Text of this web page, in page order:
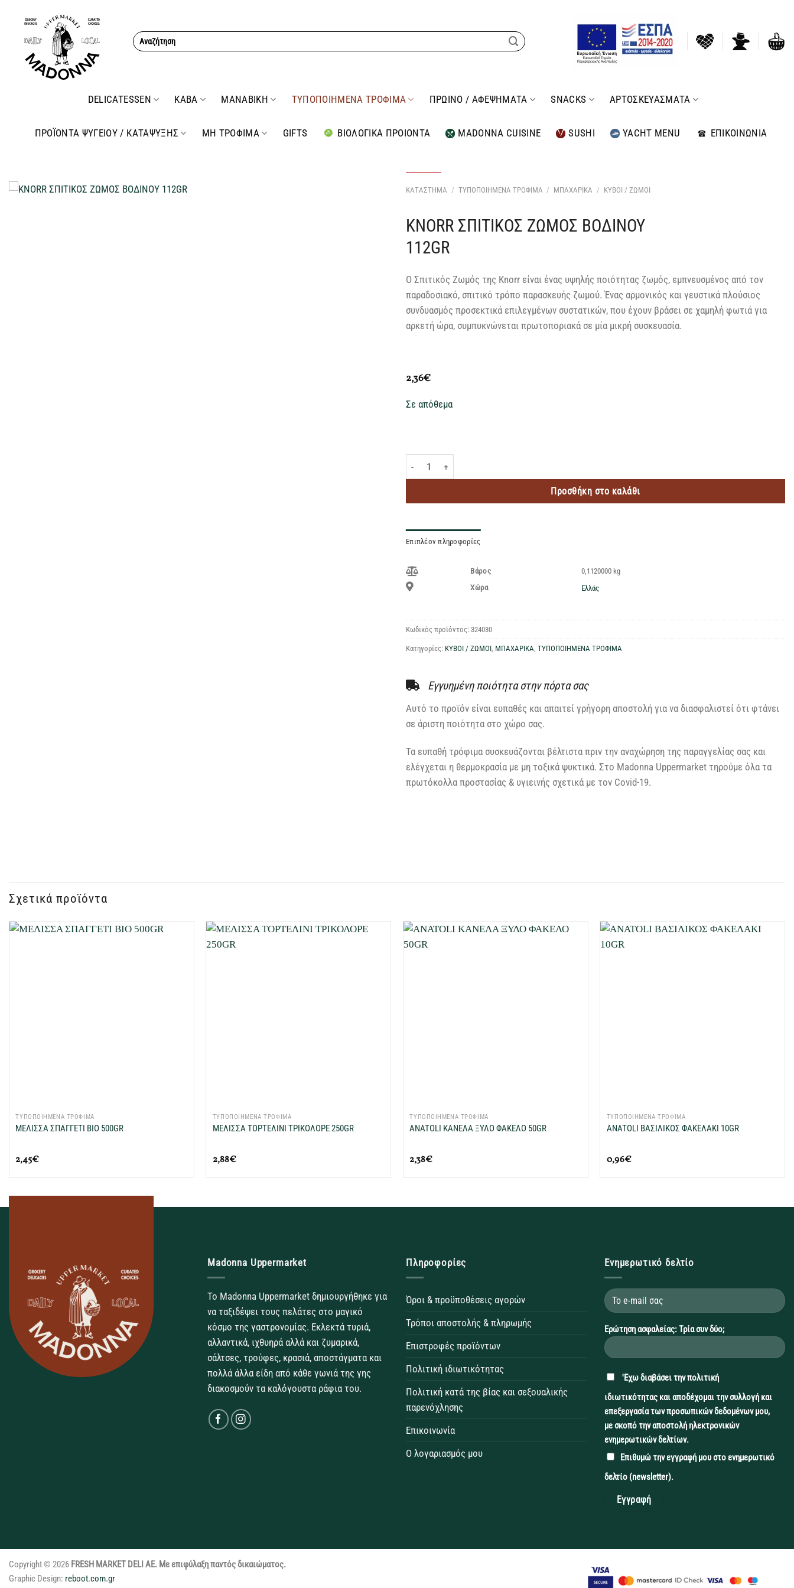
περιεχόμενο
Αναζήτηση
για:
DELICATESSEN ΚΑΒΑ ΜΑΝΑΒΙΚΗ ΤΥΠΟΠΟΙΗΜΕΝΑ ΤΡΟΦΙΜΑ ΠΡΩΙΝΟ / ΑΦΕΨΗΜΑΤΑ SNACKS ΑΡΤΟΣΚΕΥΑΣΜΑΤΑ
ΠΡΟΪΟΝΤΑ ΨΥΓΕΙΟΥ / ΚΑΤΑΨΥΞΗΣ ΜΗ ΤΡΟΦΙΜΑ GIFTS ΒΙΟΛΟΓΙΚΑ ΠΡΟΙΟΝΤΑ MADONNA CUISINE SUSHI YACHT MENU ΕΠΙΚΟΙΝΩΝΙΑ
ΚΑΤΑΣΤΗΜΑ / ΤΥΠΟΠΟΙΗΜΕΝΑ ΤΡΟΦΙΜΑ / ΜΠΑΧΑΡΙΚΑ / ΚΥΒΟΙ / ΖΩΜΟΙ
KNORR ΣΠΙΤΙΚΟΣ ΖΩΜΟΣ ΒΟΔΙΝΟΥ
112GR
Ο Σπιτικός Ζωμός της Knorr είναι ένας υψηλής ποιότητας ζωμός, εμπνευσμένος από τον
παραδοσιακό, σπιτικό τρόπο παρασκευής ζωμού. Ένας αρμονικός και γευστικά πλούσιος
συνδυασμός προσεκτικά επιλεγμένων συστατικών, που έχουν βράσει σε χαμηλή φωτιά για
αρκετή ώρα, συμπυκνώνεται πρωτοποριακά σε μία μικρή συσκευασία.
2,36€
Σε απόθεμα
KNORR ΣΠΙΤΙΚΟΣ ΖΩΜΟΣ ΒΟΔΙΝΟΥ 112GR ποσότητα
Προσθήκη στο καλάθι
Επιπλέον πληροφορίες
Βάρος
0,1120000 kg
Χώρα
Ελλάς
Κωδικός προϊόντος: 324030
Κατηγορίες: ΚΥΒΟΙ / ΖΩΜΟΙ ΜΠΑΧΑΡΙΚΑ ΤΥΠΟΠΟΙΗΜΕΝΑ ΤΡΟΦΙΜΑ
Εγγυημένη ποιότητα στην πόρτα σας
Αυτό το προϊόν είναι ευπαθές και απαιτεί γρήγορη αποστολή για να διασφαλιστεί ότι φτάνει
σε άριστη ποιότητα στο χώρο σας.
Τα ευπαθή τρόφιμα συσκευάζονται βέλτιστα πριν την αναχώρηση της παραγγελίας σας και
ελέγχεται η θερμοκρασία με μη τοξικά ψυκτικά. Στο Madonna Uppermarket τηρούμε όλα τα
πρωτόκολλα προστασίας & υγιεινής σχετικά με τον Covid-19.
Σχετικά προϊόντα
ΤΥΠΟΠΟΙΗΜΕΝΑ ΤΡΟΦΙΜΑ
ΜΕΛΙΣΣΑ ΣΠΑΓΓΕΤΙ ΒΙΟ 500GR
2,45€
ΤΥΠΟΠΟΙΗΜΕΝΑ ΤΡΟΦΙΜΑ
ΜΕΛΙΣΣΑ ΤΟΡΤΕΛΙΝΙ ΤΡΙΚΟΛΟΡΕ 250GR
2,88€
ΤΥΠΟΠΟΙΗΜΕΝΑ ΤΡΟΦΙΜΑ
ANATOLI ΚΑΝΕΛΑ ΞΥΛΟ ΦΑΚΕΛΟ 50GR
2,38€
ΤΥΠΟΠΟΙΗΜΕΝΑ ΤΡΟΦΙΜΑ
ANATOLI ΒΑΣΙΛΙΚΟΣ ΦΑΚΕΛΑΚΙ 10GR
0,96€
Madonna Uppermarket
Το Madonna Uppermarket δημιουργήθηκε για
να ταξιδέψει τους πελάτες στο μαγικό
κόσμο της γαστρονομίας. Εκλεκτά τυριά,
αλλαντικά, ιχθυηρά αλλά και ζυμαρικά,
σάλτσες, τρούφες, κρασιά, αποστάγματα και
πολλά άλλα είδη από κάθε γωνιά της γης
διακοσμούν τα καλόγουστα ράφια του.
Πληροφορίες
Όροι & προϋποθέσεις αγορών
Τρόποι αποστολής & πληρωμής
Επιστροφές προϊόντων
Πολιτική ιδιωτικότητας
Πολιτική κατά της βίας και σεξουαλικής
παρενόχλησης
Επικοινωνία
Ο λογαριασμός μου
Ενημερωτικό δελτίο
Ερώτηση ασφαλείας: Τρία συν δύο;
'Εχω διαβάσει τηνπολιτική
ιδιωτικότητας και αποδέχομαι την συλλογή και
επεξεργασία των προσωπικών δεδομένων μου,
με σκοπό την αποστολή ηλεκτρονικών
ενημερωτικών δελτίων.
Επιθυμώ την εγγραφή μου στο ενημερωτικό
δελτίο (newsletter).
Copyright © 2026 FRESH MARKET DELI ΑΕ. Με επιφύλαξη παντός δικαιώματος.
Graphic Design: reboot.com.gr